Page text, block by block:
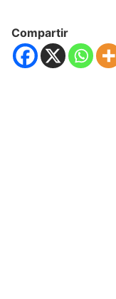
Compartir